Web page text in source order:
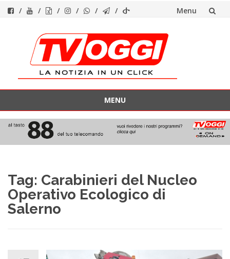
Menu
contenuto
MENU
contenuto
Tag: Carabinieri del Nucleo
Operativo Ecologico di
Salerno